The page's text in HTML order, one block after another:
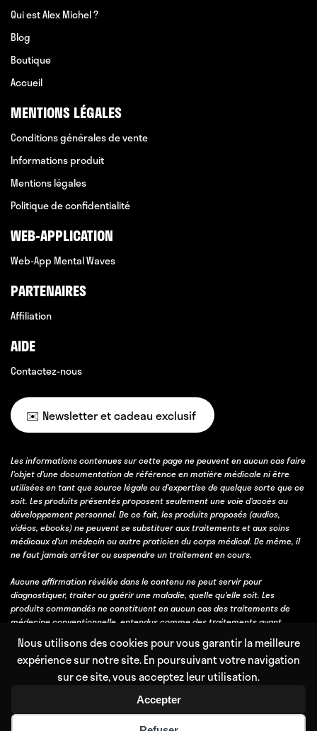
Nous utilisons des cookies pour vous garantir la meilleure
expérience sur notre site. En poursuivant votre navigation
sur ce site, vous acceptez leur utilisation.
Accepter
Qui est Alex Michel ?
Blog
Boutique
Accueil
MENTIONS LÉGALES
Conditions générales de vente
Informations produit
Mentions légales
Politique de confidentialité
WEB-APPLICATION
Web-App Mental Waves
PARTENAIRES
Affiliation
AIDE
Contactez-nous
✉️ Newsletter et cadeau exclusif
Les informations contenues sur cette page ne peuvent en aucun cas faire
l’objet d’une documentation de référence en matière médicale ni être
utilisées en tant que source légale ou d’expertise de quelque sorte que ce
soit. Les produits présentés proposent seulement une voie d’accès au
développement personnel. De ce fait, les produits proposés (audios,
vidéos, ebooks) ne peuvent se substituer aux traitements et aux soins
médicaux d’un médecin ou autre praticien du corps médical. De même, il
ne faut jamais arrêter ou suspendre un traitement en cours.
Aucune affirmation révélée dans le contenu ne peut servir pour
diagnostiquer, traiter ou guérir une maladie, quelle qu’elle soit. Les
produits commandés ne constituent en aucun cas des traitements de
médecine conventionnelle, entendus comme des traitements ayant
qu’ils bénéficient d’un consensus professionnel fort obtenu avec l’accord
et l’expérience de la majorité des professionnels de la discipline